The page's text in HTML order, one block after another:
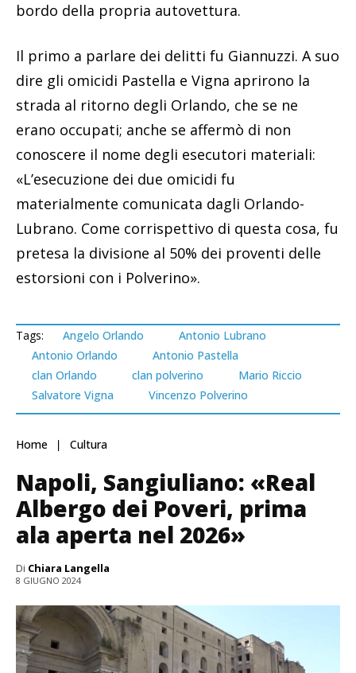
bordo della propria autovettura.
Il primo a parlare dei delitti fu Giannuzzi. A suo
dire gli omicidi Pastella e Vigna aprirono la
strada al ritorno degli Orlando, che se ne
erano occupati; anche se affermò di non
conoscere il nome degli esecutori materiali:
«L’esecuzione dei due omicidi fu
materialmente comunicata dagli Orlando-
Lubrano. Come corrispettivo di questa cosa, fu
pretesa la divisione al 50% dei proventi delle
estorsioni con i Polverino».
Tags: Angelo Orlando
Antonio Lubrano
Antonio Orlando
Antonio Pastella
clan Orlando
clan polverino
Mario Riccio
Salvatore Vigna
Vincenzo Polverino
Home Cultura
Napoli, Sangiuliano: «Real
Albergo dei Poveri, prima
ala aperta nel 2026»
Di Chiara Langella
8 GIUGNO 2024